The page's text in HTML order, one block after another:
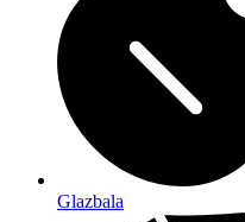
Glazbala